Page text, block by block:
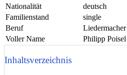
Nationalität
deutsch
Familienstand
single
Beruf
Liedermacher
Voller Name
Philipp Poisel
Inhaltsverzeichnis